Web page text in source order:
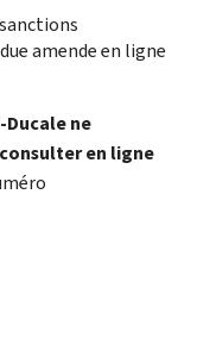
amende en ligne
Ducale ne
en ligne